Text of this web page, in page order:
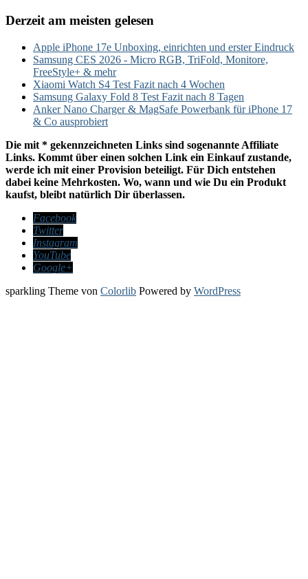
Derzeit am meisten gelesen
Apple iPhone 17e Unboxing, einrichten und erster Eindruck
Samsung CES 2026 - Micro RGB, TriFold, Monitore,
FreeStyle+ & mehr
Xiaomi Watch S4 Test Fazit nach 4 Wochen
Samsung Galaxy Fold 8 Test Fazit nach 8 Tagen
Anker Nano Charger & MagSafe Powerbank für iPhone 17
& Co ausprobiert
Die mit * gekennzeichneten Links sind sogenannte Affiliate
Links. Kommt über einen solchen Link ein Einkauf zustande,
werde ich mit einer Provision beteiligt. Für Dich entstehen
dabei keine Mehrkosten. Wo, wann und wie Du ein Produkt
kaufst, bleibt natürlich Dir überlassen.
Facebook
Twitter
Instagram
YouTube
Google+
sparkling Theme von Colorlib Powered by WordPress